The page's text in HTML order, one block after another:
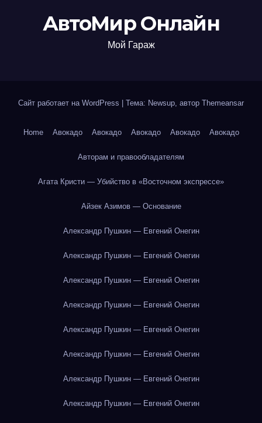
АвтоМир Онлайн
Мой Гараж
Сайт работает на WordPress Тема: Newsup, автор Themeansar
Home Авокадо Авокадо Авокадо Авокадо Авокадо
Авторам и правообладателям
Агата Кристи — Убийство в «Восточном экспрессе»
Айзек Азимов — Основание
Александр Пушкин — Евгений Онегин
Александр Пушкин — Евгений Онегин
Александр Пушкин — Евгений Онегин
Александр Пушкин — Евгений Онегин
Александр Пушкин — Евгений Онегин
Александр Пушкин — Евгений Онегин
Александр Пушкин — Евгений Онегин
Александр Пушкин — Евгений Онегин